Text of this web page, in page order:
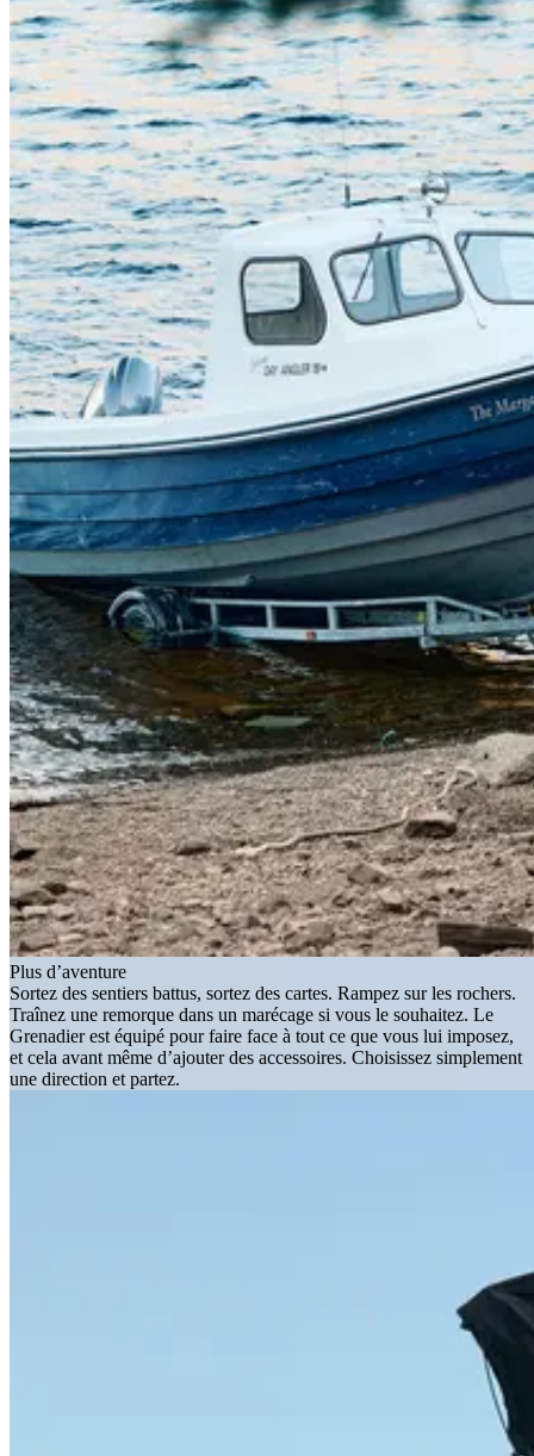
Plus d’aventure
Sortez des sentiers battus, sortez des cartes. Rampez sur les rochers.
Traînez une remorque dans un marécage si vous le souhaitez. Le
Grenadier est équipé pour faire face à tout ce que vous lui imposez,
et cela avant même d’ajouter des accessoires. Choisissez simplement
une direction et partez.